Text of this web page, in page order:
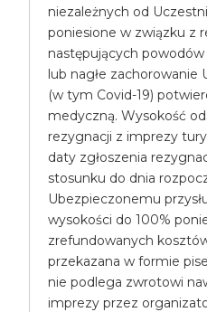
niezależnych od
poniesione w związku z
następujących
lub nagłe zachorowanie
(w tym Covid-19)
medyczną. Wysokość
rezygnacji z imprezy
daty zgłoszenia
stosunku do dnia
Ubezpieczonemu
wysokości do 100%
zrefundowanych
przekazana w formie
nie podlega zwrotowi
imprezy przez